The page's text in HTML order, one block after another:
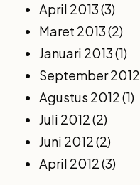
April 2013(3)
Maret 2013(2)
Januari 2013(1)
September 2012
Agustus 2012(1)
Juli 2012(2)
Juni 2012(2)
April 2012(3)